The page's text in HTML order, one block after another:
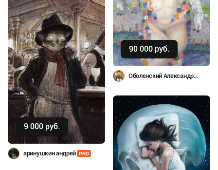
90 000 руб.Купить
Оболенский Александр
9 000 руб. Купить
аринушкин андрей PRO